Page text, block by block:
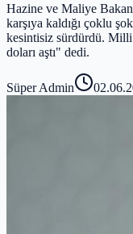
Hazine ve Maliye
karşıya kaldığı çoklu
kesintisiz sürdürdü. Milli
doları aştı" dedi.
Süper Admin